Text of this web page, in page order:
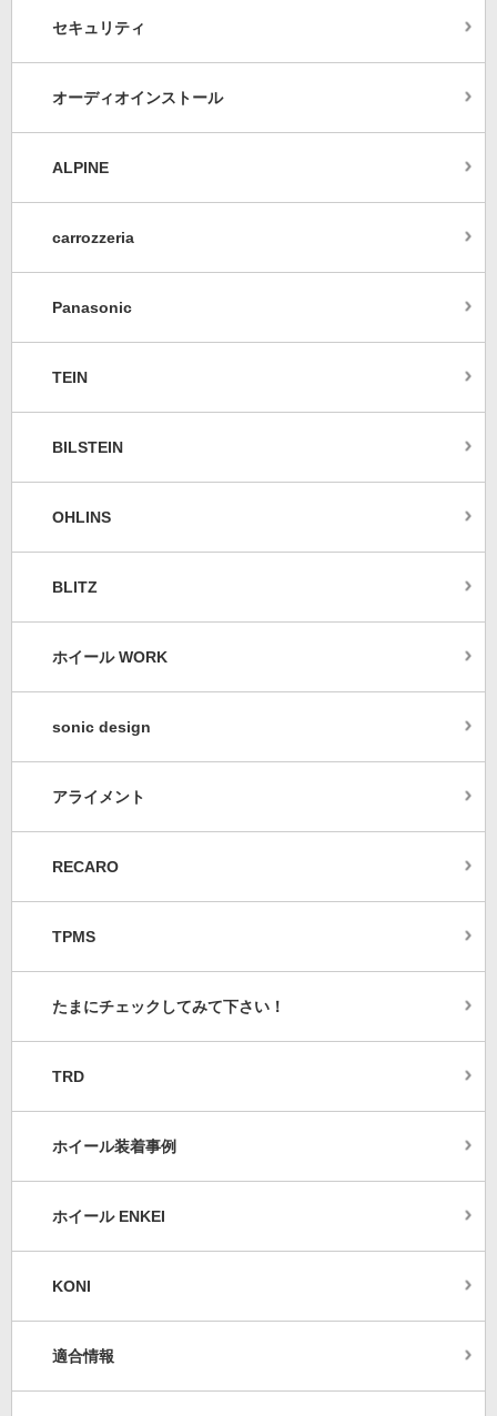
セキュリティ
オーディオインストール
ALPINE
carrozzeria
Panasonic
TEIN
BILSTEIN
OHLINS
BLITZ
ホイール WORK
sonic design
アライメント
RECARO
TPMS
たまにチェックしてみて下さい！
TRD
ホイール装着事例
ホイール ENKEI
KONI
適合情報